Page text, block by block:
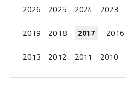
2026 2025 2024 2023
2019
2018 2017 2016
2013
2012 2011 2010